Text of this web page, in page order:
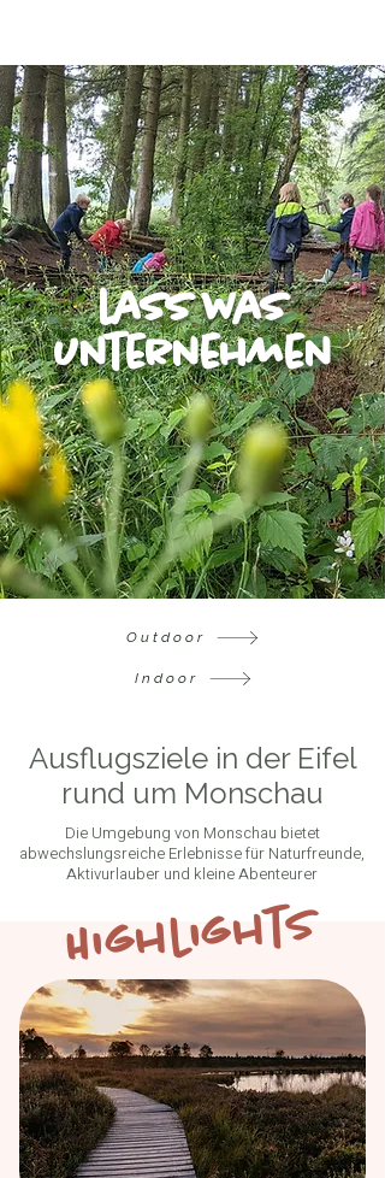
lass was
unternehmen
Outdoor
Indoor
Ausflugsziele in der Eifel
rund um Monschau
Die Umgebung von Monschau bietet
abwechslungsreiche Erlebnisse für Naturfreunde,
Aktivurlauber und kleine Abenteurer
Highlights